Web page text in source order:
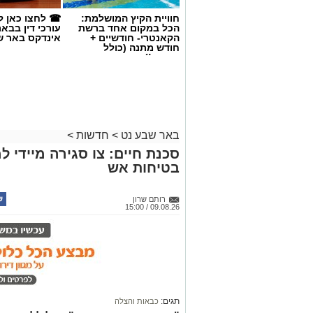
רכבת ישראל ממשיכה
המסילה, במטרה לשפר
באזור זבולון, שתוכננו
הביקוש לנסיעות נמוך
באוגוסט, ועד למוצאי שבת, ה-22
עבור ציבור הנוסעים הדרומי, השינוי
מרכז לכיוון כרמיאל ונהריה. במהלך ימי
חוויית הקיץ המושלמת:
הכל במקום אחד ברשת
הקאנטרי- חודשיים +
חודש מתנה (כולל
החגים!)
☎ לחצו כאן
עורכי דין
אינדקס באר
באר שבע נט > חדשות >
סכנת חיים: צו סגירה מיידי
בטיחות אש
רותם שרון
09.08.26 / 15:00
תגים: כבאות והצלה